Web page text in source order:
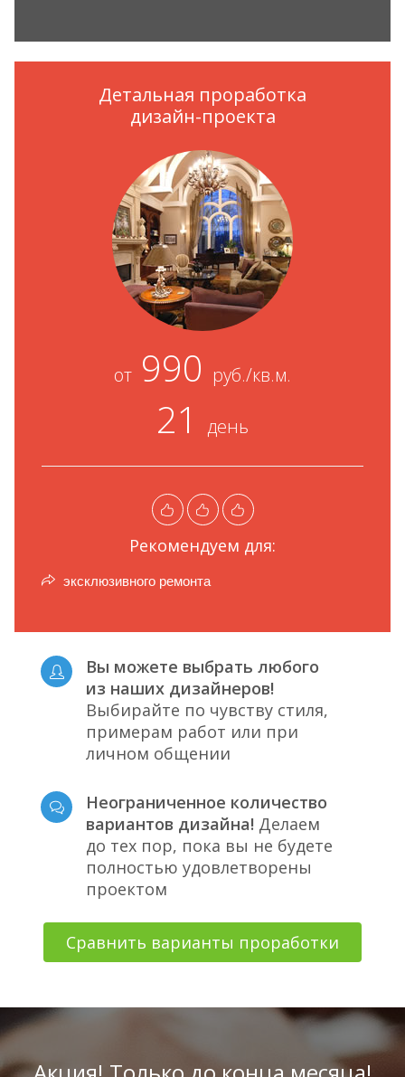
Детальная проработка
дизайн-проекта
от 990 руб./кв.м.
21 день
Рекомендуем для:
эксклюзивного ремонта
Вы можете выбрать любого
из наших дизайнеров!
Выбирайте по чувству стиля,
примерам работ или при
личном общении
Неограниченное количество
вариантов дизайна! Делаем
до тех пор, пока вы не будете
полностью удовлетворены
проектом
Сравнить варианты проработки